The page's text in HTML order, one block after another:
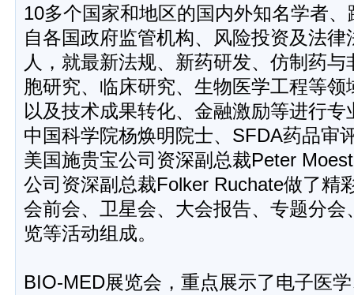
10多个国家和地区的国内外知名学者
自各国政府监管机构、风险投资及法
人，就最新法规、新药研发、仿制药
胞研究、临床研究、生物医学工程等
以及技术成果转化、金融激励等进行
中国科学院杨焕明院士、SFDA药品审
美国施贵宝公司资深副总裁Peter
公司资深副总裁Folker Ruchate做了精
会前会、卫星会、大会报告、专题分
览等活动组成。
BIO-MED展览会，重点展示了电子医